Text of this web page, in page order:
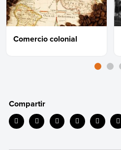
Comercio colonial
Compartir